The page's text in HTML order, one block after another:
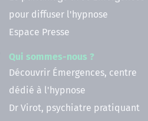
pour diffuser l'hypnose
Espace Presse
Qui sommes-nous ?
Découvrir Émergences, centre
dédié à l'hypnose
Dr Virot, psychiatre pratiquant